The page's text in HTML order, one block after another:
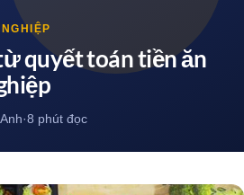
quyết toán tiền ăn
·8 phút đọc